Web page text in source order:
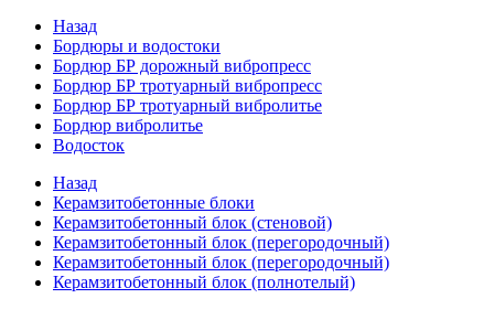
Назад
Бордюры и водостоки
Бордюр БР дорожный вибропресс
Бордюр БР тротуарный вибропресс
Бордюр БР тротуарный вибролитье
Бордюр вибролитье
Водосток
Назад
Керамзитобетонные блоки
Керамзитобетонный блок (стеновой)
Керамзитобетонный блок (перегородочный)
Керамзитобетонный блок (перегородочный)
Керамзитобетонный блок (полнотелый)